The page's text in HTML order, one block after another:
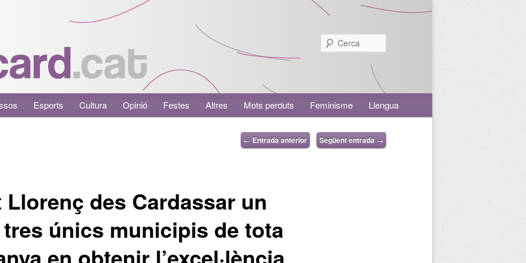
Esports Cultura Opinió Festes Altres Mots perduts Feminisme Llengua
← Entrada anterior Següent entrada →
Llorenç des Cardassar un
únics municipis de tota
en obtenir l’excel·lència